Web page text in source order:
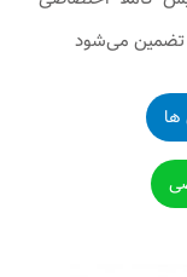
تضمین می‌شود
ها